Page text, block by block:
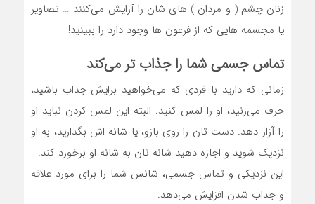
زنان چشم ( و مردان ) های شان را آرایش می‌کنند … تصاویر
یا مجسمه هایی که از فرعون ها وجود دارد را ببینید!
تماس جسمی شما را جذاب تر می‌کند
زمانی که دارید با فردی که می‌خواهید برایش جذاب باشید،
حرف می‌زنید، او را لمس کنید. البته این لمس کردن نباید او
را آزار دهد. دست تان را روی بازو، یا شانه اش بگذارید، به او
نزدیک شوید و اجازه دهید شانه تان به شانه او برخورد کند.
این نزدیکی و تماس جسمی، شانس شما را برای مورد علاقه
و جذاب شدن افزایش می‌دهد.